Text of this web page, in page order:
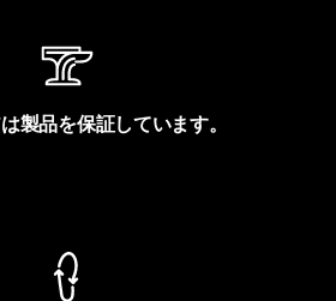
製品を保証しています。